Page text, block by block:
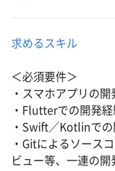
求めるスキル
＜必須要件＞
・スマホアプリの
・Flutterでの開発経
・Swift／Kotlinで
・Gitによるソース
ビュー等、一連の